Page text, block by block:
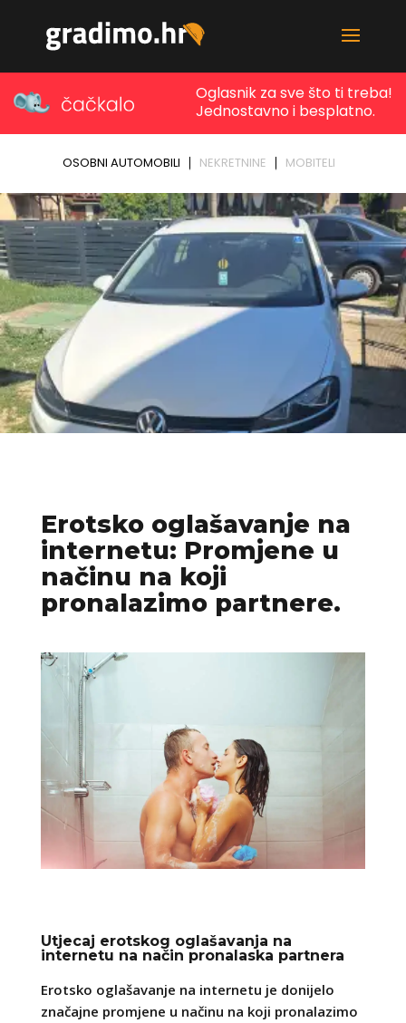
Erotsko oglašavanje na
internetu: Promjene u
načinu na koji
pronalazimo partnere.
Utjecaj erotskog oglašavanja na
internetu na način pronalaska partnera
Erotsko oglašavanje na internetu je donijelo
značajne promjene u načinu na koji pronalazimo